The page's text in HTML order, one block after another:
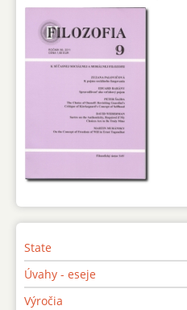
State
Úvahy - eseje
Výročia